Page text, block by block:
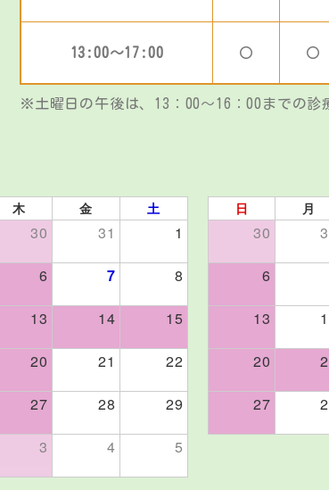
13:00～17:00 〇 〇
※土曜日の午後は、13：00～16：00までの診
木 金 土
30 31 1
6 7 8
13 14 15
20 21 22
27 28 29
3 4 5
日 月
30
6
13
20
27